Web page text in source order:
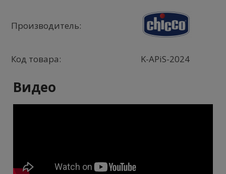
Производитель:
Код товара: K-APiS-2024
Видео